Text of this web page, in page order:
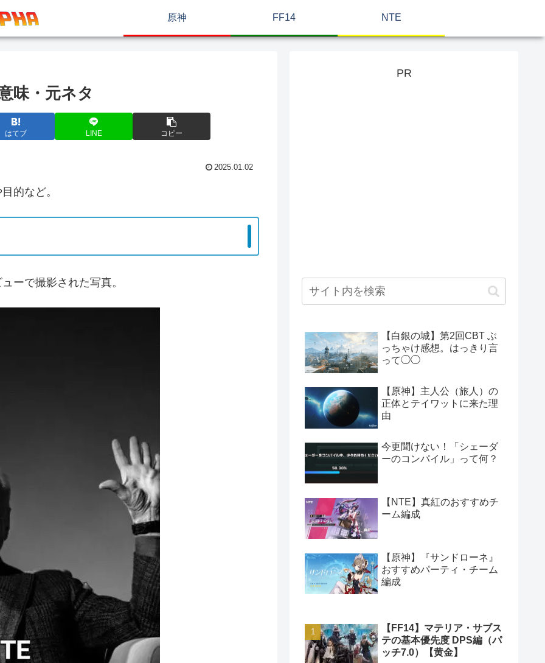
原神 FF14 NTE
味・元ネタ
はてブ LINE コピー
2025.01.02
的など。
ーで撮影された写真。
PR
【白銀の城】第2回CBT ぶ
っちゃけ感想。はっきり言
って◯◯
【原神】主人公（旅人）の
正体とテイワットに来た理
由
今更聞けない！「シェーダ
ーのコンパイル」って何？
【NTE】真紅のおすすめチ
ーム編成
【原神】『サンドローネ』
おすすめパーティ・チーム
編成
【FF14】マテリア・サブス
テの基本優先度 DPS編（パ
ッチ7.0）【黄金】